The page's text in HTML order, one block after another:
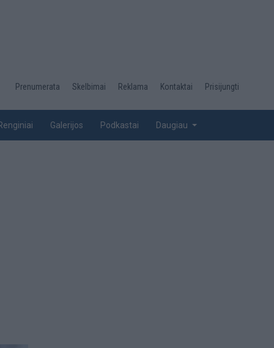
Desktop
top
Prenumerata Skelbimai Reklama Kontaktai Prisijungti
Galerijos Podkastai Daugiau